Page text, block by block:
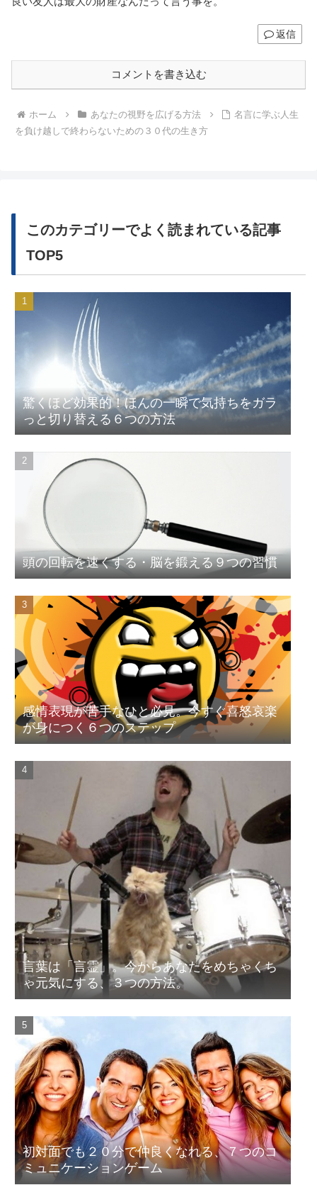
返信
コメントを書き込む
ホーム あなたの視野を広げる方法
名言に学ぶ人生
を負け越しで終わらないための３０代の生き方
このカテゴリーでよく読まれている記事
TOP5
驚くほど効果的！ほんの一瞬で気持ちをガラ
っと切り替える６つの方法
頭の回転を速くする・脳を鍛える９つの習慣
感情表現が苦手なひと必見。今すぐ喜怒哀楽
が身につく６つのステップ
言葉は「言霊」。今からあなたをめちゃくち
ゃ元気にする、３つの方法。
初対面でも２０分で仲良くなれる、７つのコ
ミュニケーションゲーム